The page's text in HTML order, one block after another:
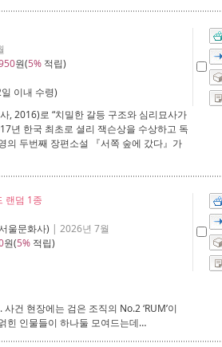
원(5% 적립)
이내 수령)
, 2016)로 “치밀한 갈등 구조와 심리묘사가
년 한국 최초로 셜리 잭슨상을 수상하고 독
의 두번째 장편소설 『서쪽 숲에 갔다』가
랜덤 1종
울문화사) | 2026년 7월
원(5% 적립)
건 현장에는 검은 조직의 No.2 ‘RUM’이
힌 인물들이 하나둘 모여드는데…